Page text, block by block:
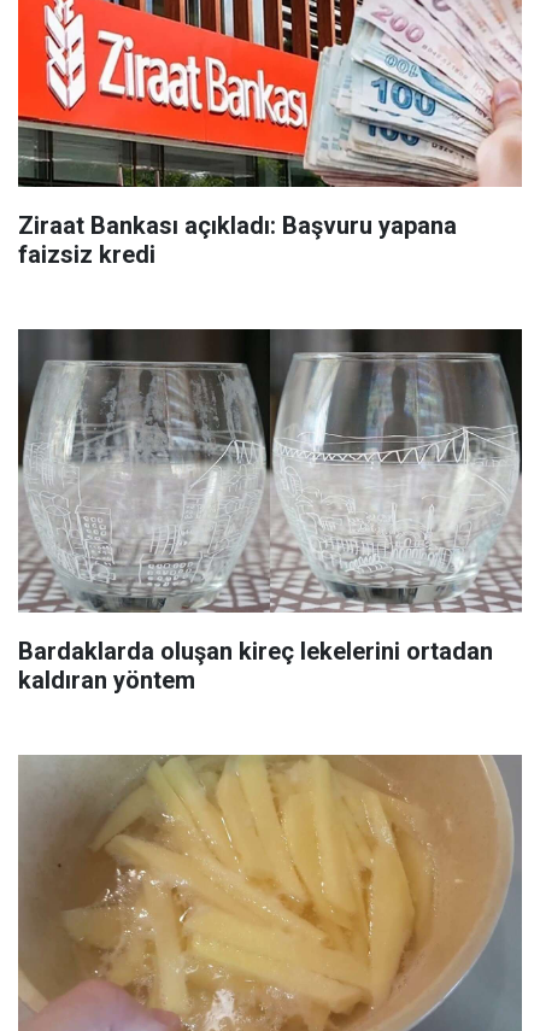
Ziraat Bankası açıkladı: Başvuru yapana
faizsiz kredi
Bardaklarda oluşan kireç lekelerini ortadan
kaldıran yöntem